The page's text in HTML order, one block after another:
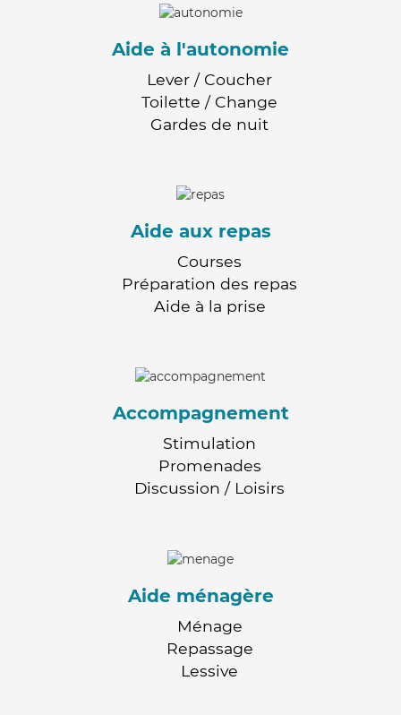
Aide à l'autonomie
Lever / Coucher
Toilette / Change
Gardes de nuit
Aide aux repas
Courses
Préparation des repas
Aide à la prise
Accompagnement
Stimulation
Promenades
Discussion / Loisirs
Aide ménagère
Ménage
Repassage
Lessive